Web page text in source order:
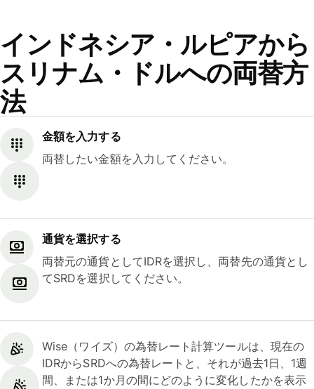
インドネシア・ルピアから
スリナム・ドルへの両替方
法
金額を入力する
両替したい金額を入力してください。
通貨を選択する
両替元の通貨としてIDRを選択し、両替先の通貨とし
てSRDを選択してください。
Wise（ワイズ）の為替レート計算ツールは、現在の
IDRからSRDへの為替レートと、それが過去1日、1週
間、または1か月の間にどのように変化したかを表示